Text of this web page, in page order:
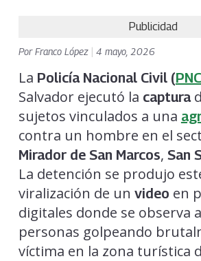
Publicidad
PorFranco López 4 mayo, 2026
La Policía Nacional Civil (PNC
Salvador ejecutó la captura
sujetos vinculados a una
contra un hombre en el
Mirador de San Marcos, San
La detención se produjo
viralización de un video en
digitales donde se observa
personas golpeando
víctima en la zona turística